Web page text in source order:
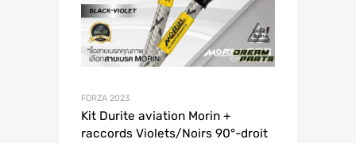
FORZA 2023
Kit Durite aviation Morin +
raccords Violets/Noirs 90°-droit